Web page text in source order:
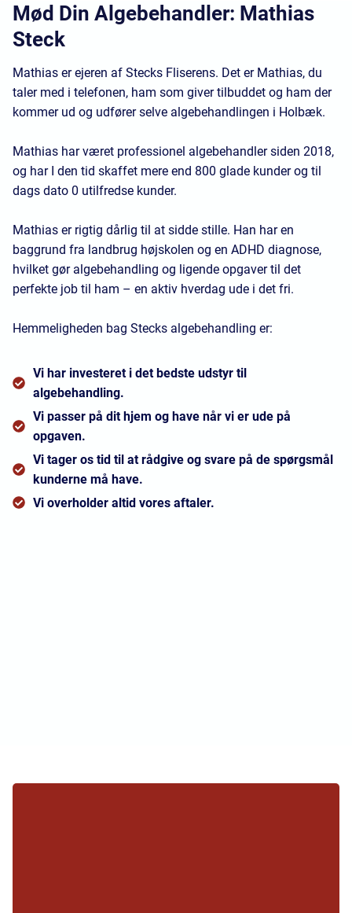
Mød Din Algebehandler: Mathias
Steck
Mathias er ejeren af Stecks Fliserens. Det er Mathias, du
taler med i telefonen, ham som giver tilbuddet og ham der
kommer ud og udfører selve algebehandlingen i Holbæk.
Mathias har været professionel algebehandler siden 2018,
og har I den tid skaffet mere end 800 glade kunder og til
dags dato 0 utilfredse kunder.
Mathias er rigtig dårlig til at sidde stille. Han har en
baggrund fra landbrug højskolen og en ADHD diagnose,
hvilket gør algebehandling og ligende opgaver til det
perfekte job til ham – en aktiv hverdag ude i det fri.
Hemmeligheden bag Stecks algebehandling er:
Vi har investeret i det bedste udstyr til
algebehandling.
Vi passer på dit hjem og have når vi er ude på
opgaven.
Vi tager os tid til at rådgive og svare på de spørgsmål
kunderne må have.
Vi overholder altid vores aftaler.